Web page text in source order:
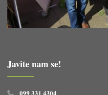
Javite nam se!
099 331 4304